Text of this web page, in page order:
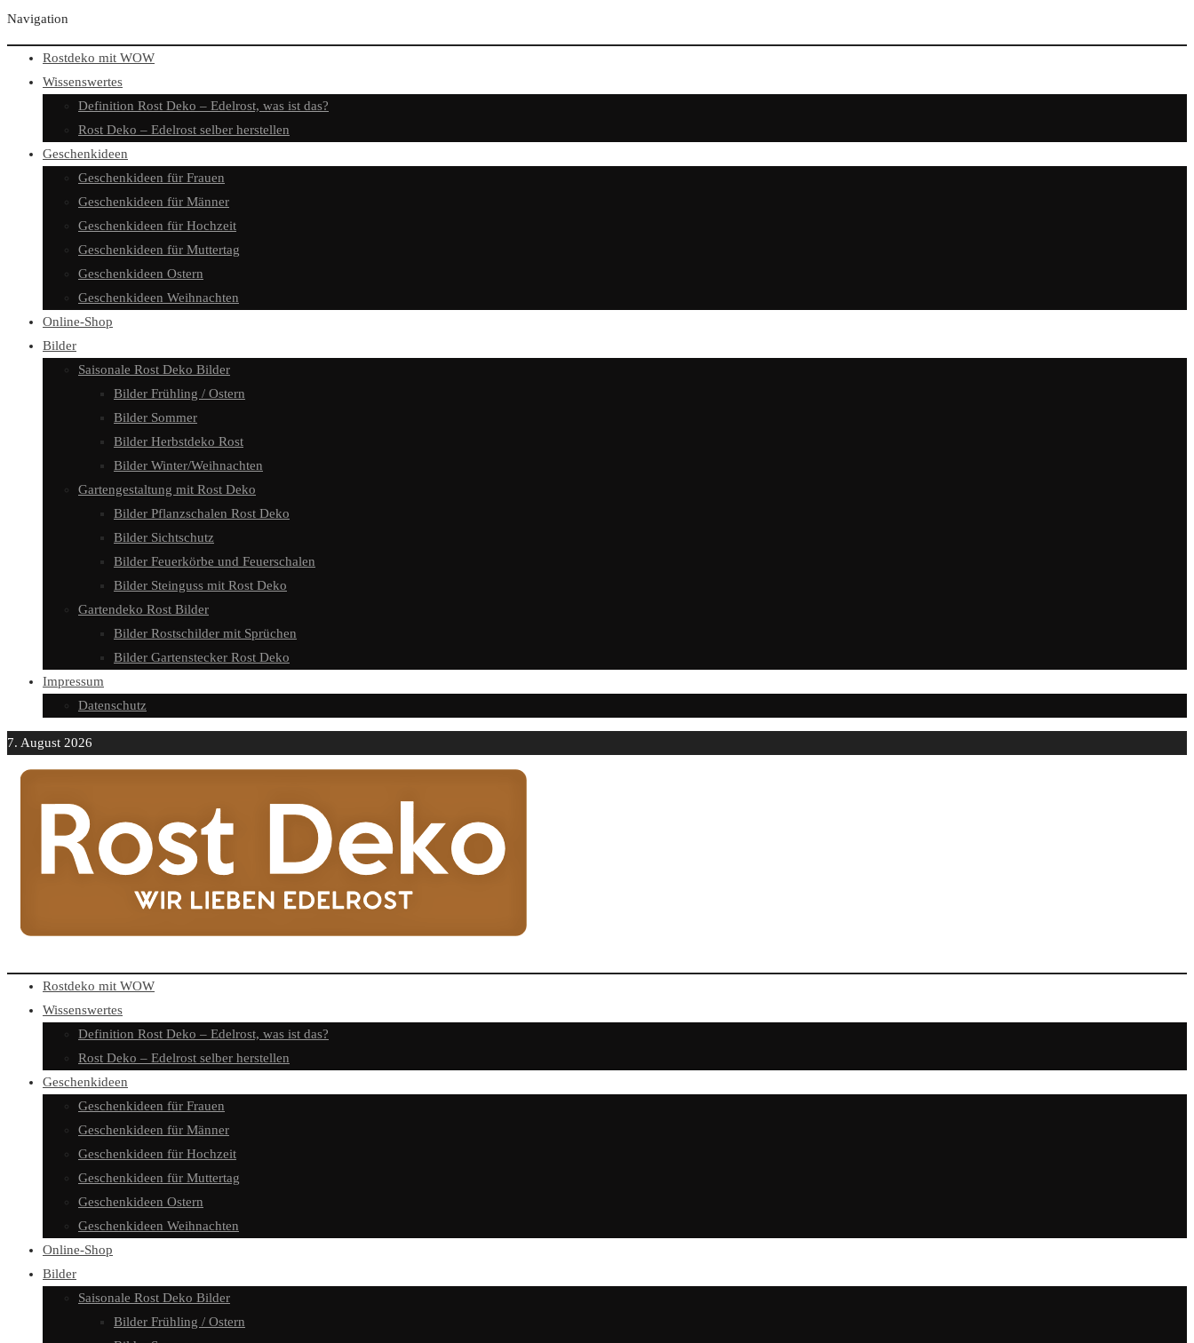
Navigation
Rostdeko mit WOW
Wissenswertes
Definition Rost Deko – Edelrost, was ist das?
Rost Deko – Edelrost selber herstellen
Geschenkideen
Geschenkideen für Frauen
Geschenkideen für Männer
Geschenkideen für Hochzeit
Geschenkideen für Muttertag
Geschenkideen Ostern
Geschenkideen Weihnachten
Online-Shop
Bilder
Saisonale Rost Deko Bilder
Bilder Frühling / Ostern
Bilder Sommer
Bilder Herbstdeko Rost
Bilder Winter/Weihnachten
Gartengestaltung mit Rost Deko
Bilder Pflanzschalen Rost Deko
Bilder Sichtschutz
Bilder Feuerkörbe und Feuerschalen
Bilder Steinguss mit Rost Deko
Gartendeko Rost Bilder
Bilder Rostschilder mit Sprüchen
Bilder Gartenstecker Rost Deko
Impressum
Datenschutz
7. August 2026
Rostdeko mit WOW
Wissenswertes
Definition Rost Deko – Edelrost, was ist das?
Rost Deko – Edelrost selber herstellen
Geschenkideen
Geschenkideen für Frauen
Geschenkideen für Männer
Geschenkideen für Hochzeit
Geschenkideen für Muttertag
Geschenkideen Ostern
Geschenkideen Weihnachten
Online-Shop
Bilder
Saisonale Rost Deko Bilder
Bilder Frühling / Ostern